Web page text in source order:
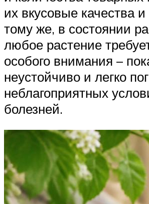
их вкусовые качества
тому же, в состоянии
любое растение
особого внимания –
неустойчиво и легко
неблагоприятных
болезней.